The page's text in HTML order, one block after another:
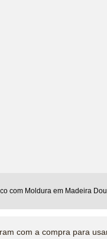
com Moldura em Madeira
com a compra para